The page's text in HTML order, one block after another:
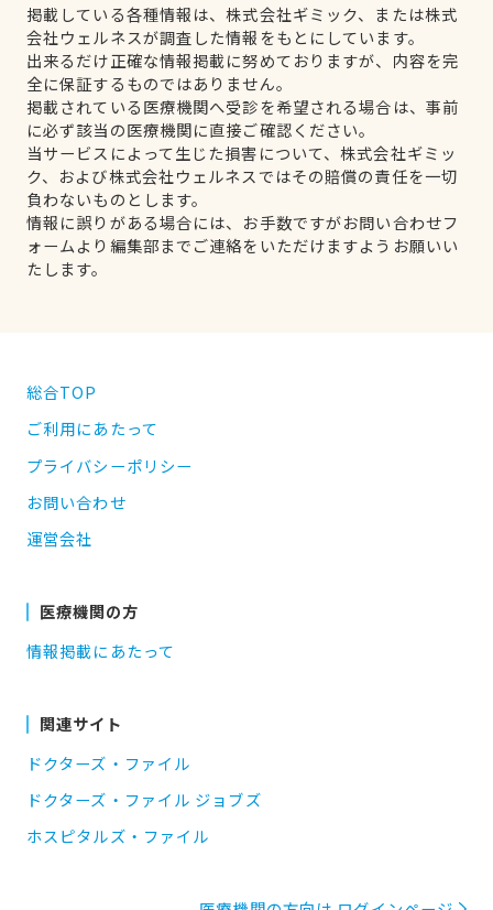
掲載している各種情報は、株式会社ギミック、または株式
会社ウェルネスが調査した情報をもとにしています。
出来るだけ正確な情報掲載に努めておりますが、内容を完
全に保証するものではありません。
掲載されている医療機関へ受診を希望される場合は、事前
に必ず該当の医療機関に直接ご確認ください。
当サービスによって生じた損害について、株式会社ギミッ
ク、および株式会社ウェルネスではその賠償の責任を一切
負わないものとします。
情報に誤りがある場合には、お手数ですがお問い合わせフ
ォームより編集部までご連絡をいただけますようお願いい
たします。
総合TOP
ご利用にあたって
プライバシーポリシー
お問い合わせ
運営会社
医療機関の方
情報掲載にあたって
関連サイト
ドクターズ・ファイル
ドクターズ・ファイル ジョブズ
ホスピタルズ・ファイル